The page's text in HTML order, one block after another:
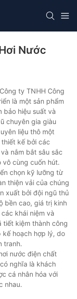
Nước
ty TNHH Công
là một sản phẩm
bảo hiệu suất và
chuyên gia giàu
liệu thô một
kế bởi các
nắm bắt sâu sắc
vô cùng cuốn hút.
chọn kỹ lưỡng từ
thiện vải của chúng
xuất bởi đội ngũ thủ
bền cao, giá trị kinh
khái niệm và
tiết kiệm thành công
kế hoạch hợp lý, do
tranh.
nước điện chất
nghĩa là khách
cá nhân hóa với
nhau.